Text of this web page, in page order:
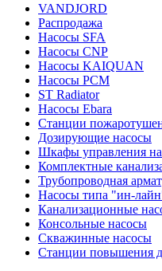
VANDJORD
Распродажа
Насосы SFA
Насосы CNP
Насосы KAIQUAN
Насосы PCM
ST Radiator
Насосы Ebara
Станции
Дозирующие насосы
Шкафы управления
Комплектные
Трубопроводная
Насосы типа "ин-
Канализационные
Консольные насосы
Скважинные насосы
Станции повышения